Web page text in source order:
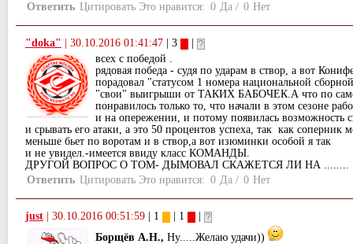
Ответить Цитировать Это нравится: 0 Да / 0 Нет
"doka" 30.10.2016 01:41:47 | 3
всех с победой .
рядовая победа - судя по ударам в створ, а вот
порадовал "статусом 1 номера национальной
"свои" выигрыши от ТАКИХ БАБОЧЕК.А что по
понравилось только то, что начали в этом сезоне
и на опережении, и потому появилась возможность
и срывать его атаки, а это 50 процентов успеха, так как соперник
меньше бьет по воротам и в створ,а вот изюминки особой я так
и не увидел.-имеется ввиду класс КОМАНДЫ.
ДРУГОЙ ВОПРОС О ТОМ- ДЫМОВАЛ СКАЖЕТСЯ ЛИ НА ........
Ответить Цитировать Это нравится: 0 Да / 0 Нет
just 30.10.2016 00:51:59 | 1 | 1
Борщёв А.Н., Ну.....Желаю удачи))